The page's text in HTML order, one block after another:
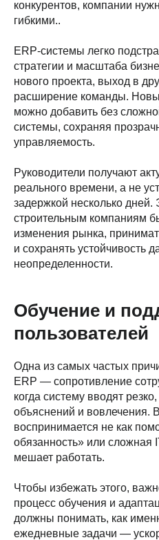
конкурентов, компании
гибкими..
ERP-системы легко
стратегии и масштаба
нового проекта, выход в
расширение команды.
можно добавить без
системы, сохраняя
управляемость.
Руководители получают
реального времени, а не
задержкой несколько дней.
строительным компаниям
изменения рынка,
и сохранять устойчивость
неопределенности.
Обучение и
пользователей
Одна из самых частых
ERP — сопротивление
когда систему вводят
объяснений и вовлечения.
воспринимается не как
обязанность» или сложная
мешает работать.
Чтобы избежать этого,
процесс обучения и
должны понимать, как
ежедневные задачи —